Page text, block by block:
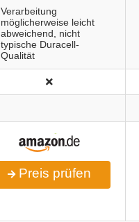
Verarbeitung
möglicherweise leicht
abweichend, nicht
typische Duracell-
Qualität
Preis prüfen